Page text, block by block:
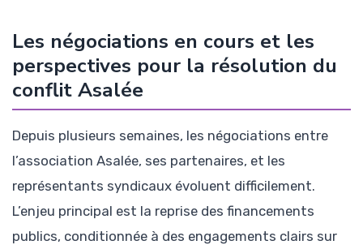
Les négociations en cours et les
perspectives pour la résolution du
conflit Asalée
Depuis plusieurs semaines, les négociations entre
l’association Asalée, ses partenaires, et les
représentants syndicaux évoluent difficilement.
L’enjeu principal est la reprise des financements
publics, conditionnée à des engagements clairs sur